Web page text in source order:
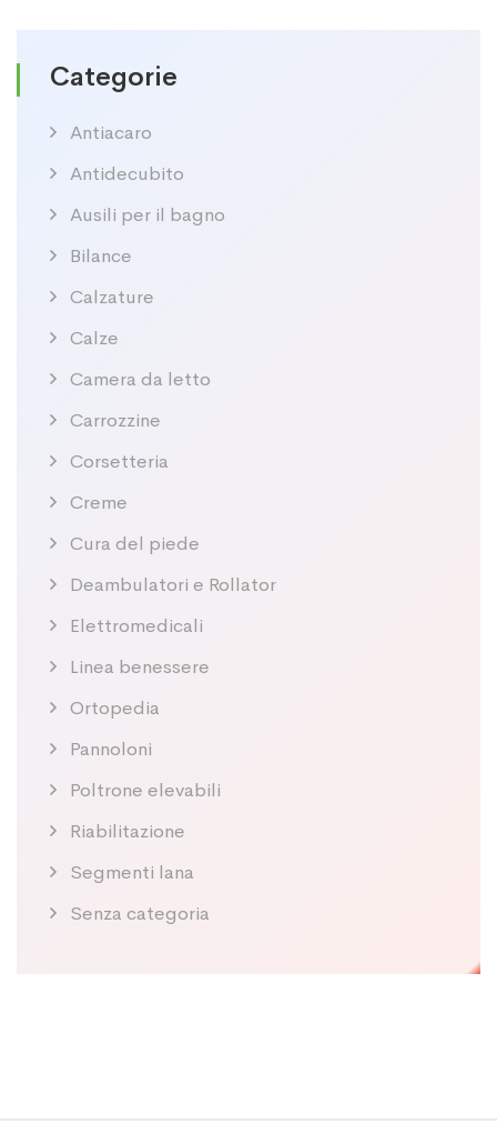
Categorie
Antiacaro
Antidecubito
Ausili per il bagno
Bilance
Calzature
Calze
Camera da letto
Carrozzine
Corsetteria
Creme
Cura del piede
Deambulatori e Rollator
Elettromedicali
Linea benessere
Ortopedia
Pannoloni
Poltrone elevabili
Riabilitazione
Segmenti lana
Senza categoria